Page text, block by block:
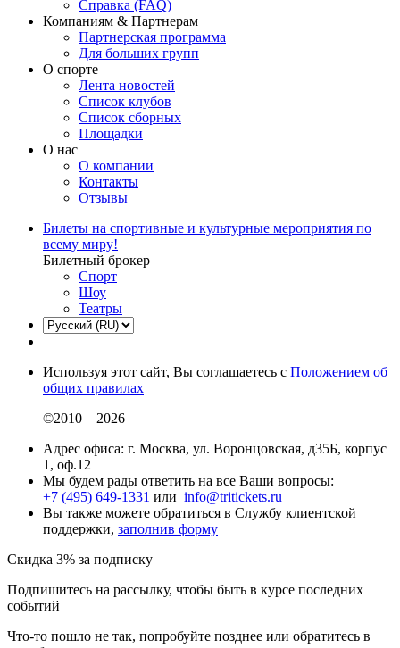
Справка (FAQ)
Компаниям & Партнерам
Партнерская программа
Для больших групп
О спорте
Лента новостей
Список клубов
Список сборных
Площадки
О нас
О компании
Контакты
Отзывы
Билеты на спортивные и культурные мероприятия по
всему миру!
Билетный брокер
Спорт
Шоу
Театры
Используя этот сайт, Вы соглашаетесь с Положением об
общих правилах
©2010—2026
Адрес офиса: г. Москва, ул. Воронцовская, д35Б, корпус
1, оф.12
Мы будем рады ответить на все Ваши вопросы:
+7 (495) 649-1331 или info@tritickets.ru
Вы также можете обратиться в Службу клиентской
поддержки, заполнив форму
Скидка 3% за подписку
Подпишитесь на рассылку, чтобы быть в курсе последних
событий
Что-то пошло не так, попробуйте позднее или обратитесь в